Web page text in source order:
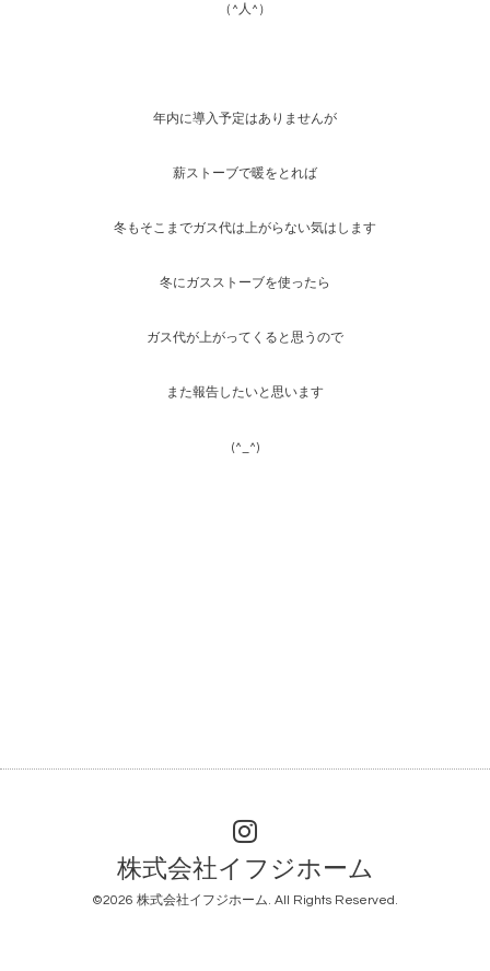
（^人^）
年内に導入予定はありませんが
薪ストーブで暖をとれば
冬もそこまでガス代は上がらない気はします
冬にガスストーブを使ったら
ガス代が上がってくると思うので
また報告したいと思います
(^_^)
株式会社イフジホーム
©2026 株式会社イフジホーム. All Rights Reserved.